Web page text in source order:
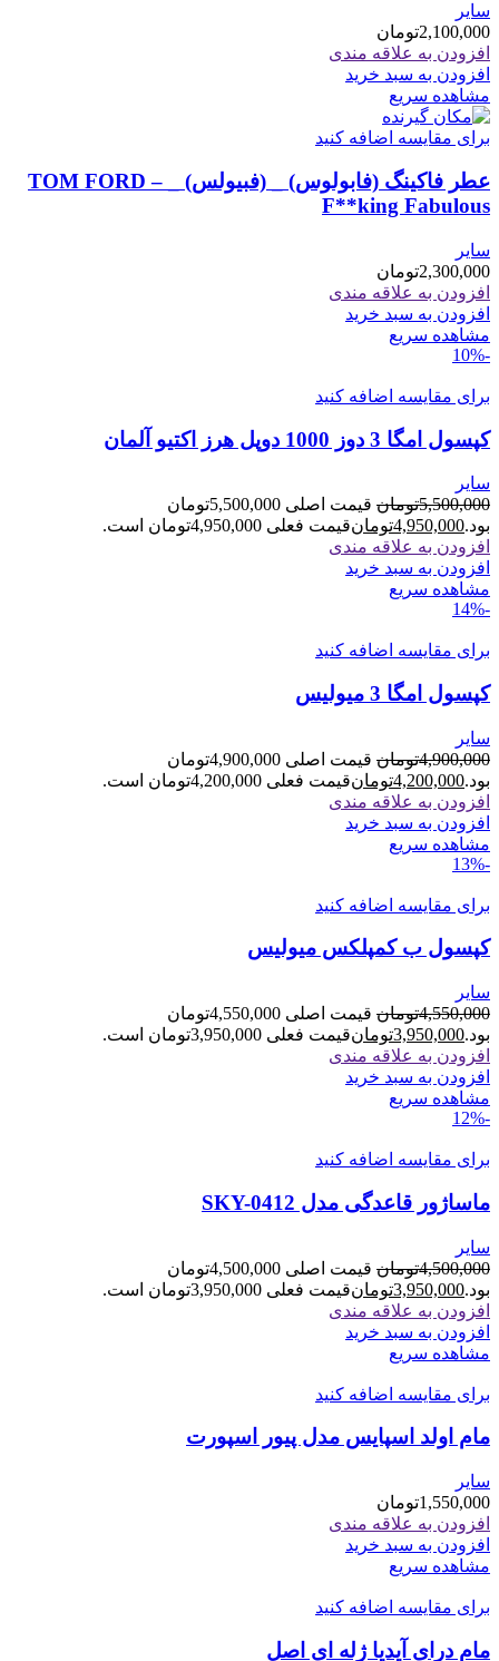
سایر
2,100,000تومان
افزودن به علاقه مندی
افزودن به سبد خرید
مشاهده سریع
برای مقایسه اضافه کنید
عطر فاکینگ (فابولوس) _ (فبیولس) _ TOM FORD –
F**king Fabulous
سایر
2,300,000تومان
افزودن به علاقه مندی
افزودن به سبد خرید
مشاهده سریع
-10%
برای مقایسه اضافه کنید
کپسول امگا 3 دوز 1000 دوپل هرز اکتیو آلمان
سایر
5,500,000تومان
قیمت اصلی 5,500,000تومان
بود.4,950,000تومانقیمت فعلی 4,950,000تومان است.
افزودن به علاقه مندی
افزودن به سبد خرید
مشاهده سریع
-14%
برای مقایسه اضافه کنید
کپسول امگا 3 میولیس
سایر
4,900,000تومان
قیمت اصلی 4,900,000تومان
بود.4,200,000تومانقیمت فعلی 4,200,000تومان است.
افزودن به علاقه مندی
افزودن به سبد خرید
مشاهده سریع
-13%
برای مقایسه اضافه کنید
کپسول ب کمپلکس میولیس
سایر
4,550,000تومان
قیمت اصلی 4,550,000تومان
بود.3,950,000تومانقیمت فعلی 3,950,000تومان است.
افزودن به علاقه مندی
افزودن به سبد خرید
مشاهده سریع
-12%
برای مقایسه اضافه کنید
ماساژور قاعدگی مدل SKY-0412
سایر
4,500,000تومان
قیمت اصلی 4,500,000تومان
بود.3,950,000تومانقیمت فعلی 3,950,000تومان است.
افزودن به علاقه مندی
افزودن به سبد خرید
مشاهده سریع
برای مقایسه اضافه کنید
مام اولد اسپایس مدل پیور اسپورت
سایر
1,550,000تومان
افزودن به علاقه مندی
افزودن به سبد خرید
مشاهده سریع
برای مقایسه اضافه کنید
مام درای آیدیا ژله ای اصل